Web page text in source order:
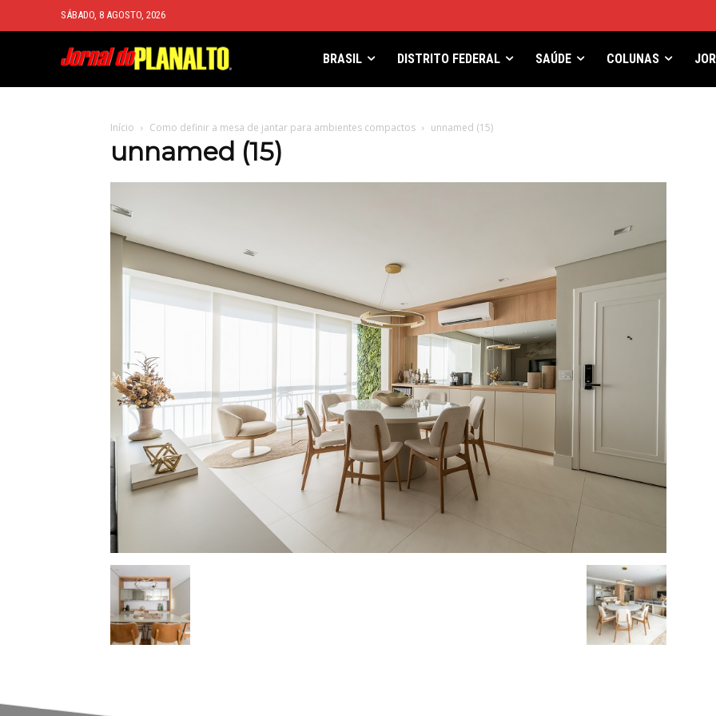
SÁBADO, 8 AGOSTO, 2026
BRASIL DISTRITO FEDERAL SAÚDE COLUNAS
Início Como definir a mesa de jantar para ambientes compactos unnamed (15)
unnamed (15)